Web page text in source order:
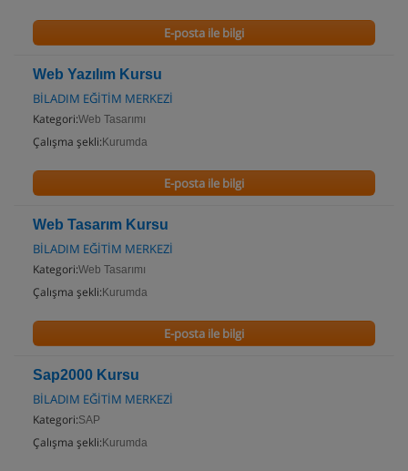
E-posta ile bilgi
Web Yazılım Kursu
BİLADIM EĞİTİM MERKEZİ
Kategori:Web Tasarımı
Çalışma şekli: Kurumda
E-posta ile bilgi
Web Tasarım Kursu
BİLADIM EĞİTİM MERKEZİ
Kategori:Web Tasarımı
Çalışma şekli: Kurumda
E-posta ile bilgi
Sap2000 Kursu
BİLADIM EĞİTİM MERKEZİ
Kategori:SAP
Çalışma şekli: Kurumda